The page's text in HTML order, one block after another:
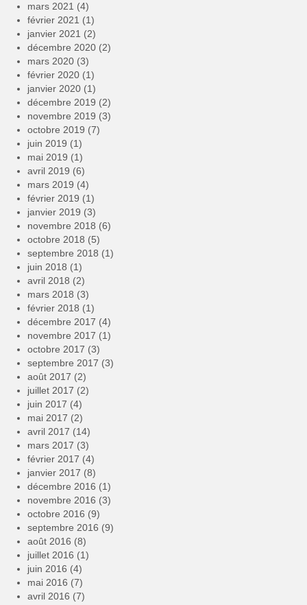
mars 2021 (4)
février 2021 (1)
janvier 2021 (2)
décembre 2020 (2)
mars 2020 (3)
février 2020 (1)
janvier 2020 (1)
décembre 2019 (2)
novembre 2019 (3)
octobre 2019 (7)
juin 2019 (1)
mai 2019 (1)
avril 2019 (6)
mars 2019 (4)
février 2019 (1)
janvier 2019 (3)
novembre 2018 (6)
octobre 2018 (5)
septembre 2018 (1)
juin 2018 (1)
avril 2018 (2)
mars 2018 (3)
février 2018 (1)
décembre 2017 (4)
novembre 2017 (1)
octobre 2017 (3)
septembre 2017 (3)
août 2017 (2)
juillet 2017 (2)
juin 2017 (4)
mai 2017 (2)
avril 2017 (14)
mars 2017 (3)
février 2017 (4)
janvier 2017 (8)
décembre 2016 (1)
novembre 2016 (3)
octobre 2016 (9)
septembre 2016 (9)
août 2016 (8)
juillet 2016 (1)
juin 2016 (4)
mai 2016 (7)
avril 2016 (7)